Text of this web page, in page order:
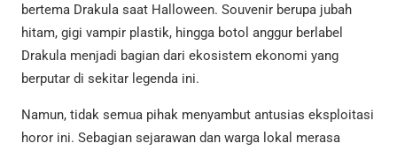
bertema Drakula saat Halloween. Souvenir berupa jubah
hitam, gigi vampir plastik, hingga botol anggur berlabel
Drakula menjadi bagian dari ekosistem ekonomi yang
berputar di sekitar legenda ini.
Namun, tidak semua pihak menyambut antusias eksploitasi
horor ini. Sebagian sejarawan dan warga lokal merasa